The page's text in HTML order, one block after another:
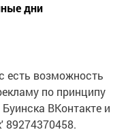
дни
есть возможность
по принципу
ВКонтакте и
89274370458.